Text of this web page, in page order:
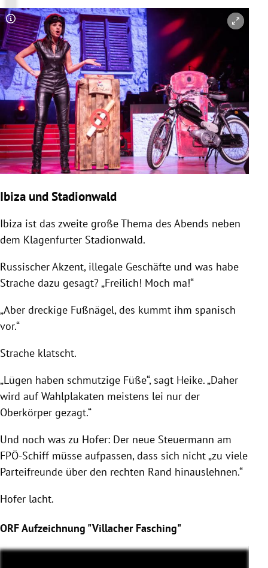
Copyright-Hinweis öffnen/schließen
Ibiza und Stadionwald
Ibiza ist das zweite große Thema des Abends neben
dem Klagenfurter Stadionwald.
Russischer Akzent, illegale Geschäfte und was habe
Strache dazu gesagt? „Freilich! Moch ma!“
„Aber dreckige Fußnägel, des kummt ihm spanisch
vor.“
Strache klatscht.
„Lügen haben schmutzige Füße“, sagt Heike. „Daher
wird auf Wahlplakaten meistens lei nur der
Oberkörper gezagt.“
Und noch was zu Hofer: Der neue Steuermann am
FPÖ-Schiff müsse aufpassen, dass sich nicht „zu viele
Parteifreunde über den rechten Rand hinauslehnen.“
Hofer lacht.
ORF Aufzeichnung "Villacher Fasching"